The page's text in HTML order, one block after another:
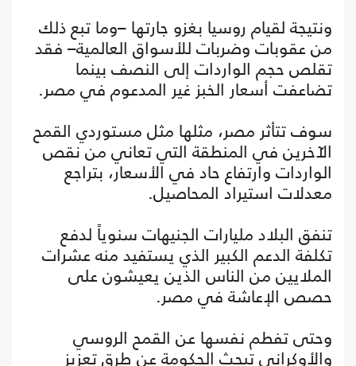
ونتيجة لقيام روسيا بغزو جارتها –وما تبع ذلك
من عقوبات وضربات للأسواق العالمية– فقد
تقلص حجم الواردات إلى النصف بينما
تضاعفت أسعار الخبز غير المدعوم في مصر.
سوف تتأثر مصر، مثلها مثل مستوردي القمح
الآخرين في المنطقة التي تعاني من نقص
الواردات وارتفاع حاد في الأسعار، بتراجع
معدلات استيراد المحاصيل.
تنفق البلاد مليارات الجنيهات سنوياً لدفع
تكلفة الدعم الكبير الذي يستفيد منه عشرات
الملايين من الناس الذين يعيشون على
حصص الإعاشة في مصر.
وحتى تفطم نفسها عن القمح الروسي
والأوكراني تبحث الحكومة عن طرق تعزيز